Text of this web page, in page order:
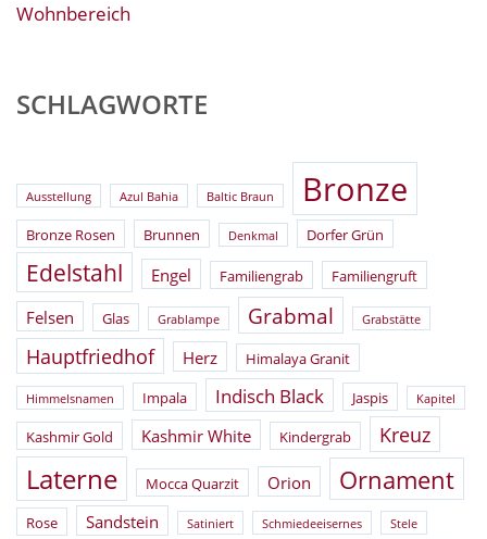
Wohnbereich
SCHLAGWORTE
Ausstellung Azul Bahia Baltic Braun Bronze
Bronze Rosen Brunnen Denkmal Dorfer Grün
Edelstahl Engel Familiengrab Familiengruft
Felsen Glas Grablampe Grabmal Grabstätte
Hauptfriedhof Herz Himalaya Granit
Himmelsnamen Impala Indisch Black Jaspis Kapitel
Kashmir Gold Kashmir White Kindergrab Kreuz
Laterne Mocca Quarzit Orion Ornament
Rose Sandstein Satiniert Schmiedeeisernes Stele